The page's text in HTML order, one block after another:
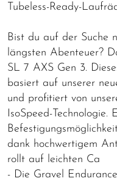
Tubeless-Ready-
Bist du auf der Suche
längsten Abenteuer?
SL 7 AXS Gen 3.
basiert auf unserer
und profitiert von
IsoSpeed-
dank hochwertigem
rollt auf leichten Ca
- Die Gravel